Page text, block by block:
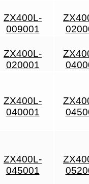
ZX400L-
009001
ZX400L-
020001
ZX400L-
040001
ZX400L-
045001